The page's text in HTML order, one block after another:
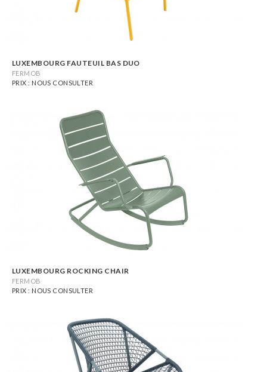
LUXEMBOURG FAUTEUIL BAS DUO
FERMOB
PRIX : NOUS CONSULTER
LUXEMBOURG ROCKING CHAIR
FERMOB
PRIX : NOUS CONSULTER